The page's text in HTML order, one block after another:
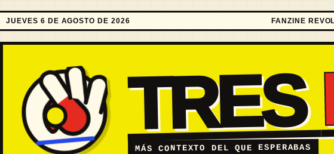
JUEVES 6 DE AGOSTO DE 2026 FANZINE
TRES
MÁS CONTEXTO DEL QUE ESPERABAS